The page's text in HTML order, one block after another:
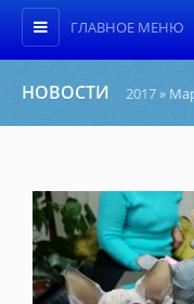
ГЛАВНОЕ МЕНЮ
НОВОСТИ 2017»